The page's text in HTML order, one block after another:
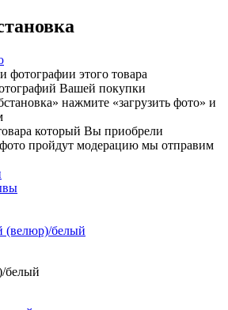
фотографии этого товара
Вашей покупки
нажмите «загрузить фото» и
который Вы приобрели
пройдут модерацию мы отправим
(велюр)/белый